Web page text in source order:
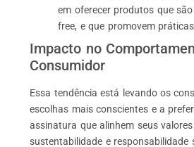
em oferecer produtos que
free, e que promovem
Impacto no
Consumidor
Essa tendência está levando os
escolhas mais conscientes e a
assinatura que alinhem seus
sustentabilidade e responsabilidade